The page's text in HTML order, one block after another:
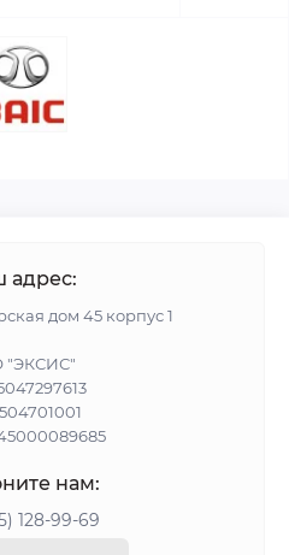
адрес:
дом 45 корпус 1
нам:
128-99-69